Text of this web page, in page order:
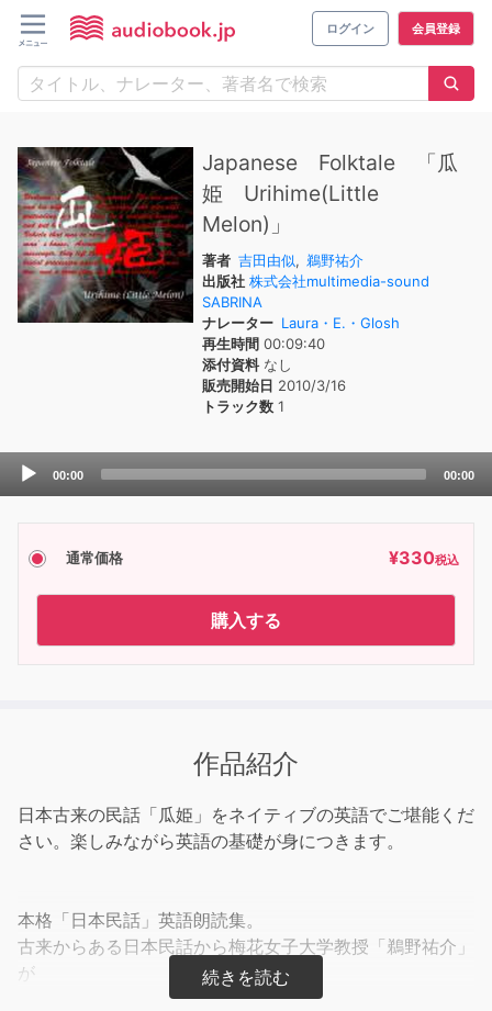
ログイン 会員登録
Japanese Folktale 「瓜
姫 Urihime(Little
Melon)」
著者 吉田由似, 鵜野祐介
出版社 株式会社multimedia-sound
SABRINA
ナレーター Laura・E.・Glosh
再生時間 00:09:40
添付資料なし
販売開始日 2010/3/16
トラック数 1
Audio
00:00 00:00
通常価格 ¥330税込
購入する
作品紹介
日本古来の民話「瓜姫」をネイティブの英語でご堪能くだ
さい。楽しみながら英語の基礎が身につきます。
本格「日本民話」英語朗読集。
古来からある日本民話から梅花女子大学教授「鵜野祐介」
が
これは聴いて欲しいと言う物語をセレクトし再編集、